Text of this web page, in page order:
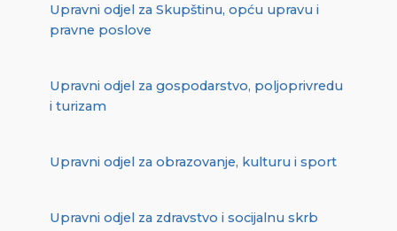
Upravni odjel za Skupštinu, opću upravu i
pravne poslove
Upravni odjel za gospodarstvo, poljoprivredu
i turizam
Upravni odjel za obrazovanje, kulturu i sport
Upravni odjel za zdravstvo i socijalnu skrb